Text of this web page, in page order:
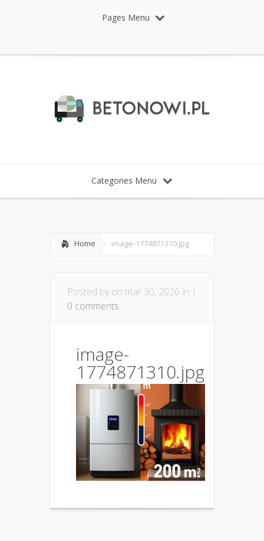
Pages Menu
Categories Menu
Home image-1774871310.jpg
Posted by on mar 30, 2026 in |
0 comments
image-
1774871310.jpg